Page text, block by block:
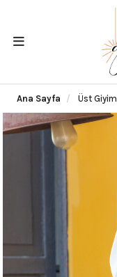
Ana Sayfa Üst Giyim